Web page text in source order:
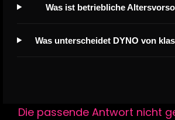
Was ist betriebliche
Was unterscheidet DYNO von
Die passende Antwort nicht